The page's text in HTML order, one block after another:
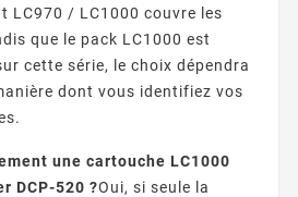
LC970 / LC1000 couvre les
que le pack LC1000 est
cette série, le choix dépendra
dont vous identifiez vos
une cartouche LC1000
DCP-520 ?Oui, si seule la